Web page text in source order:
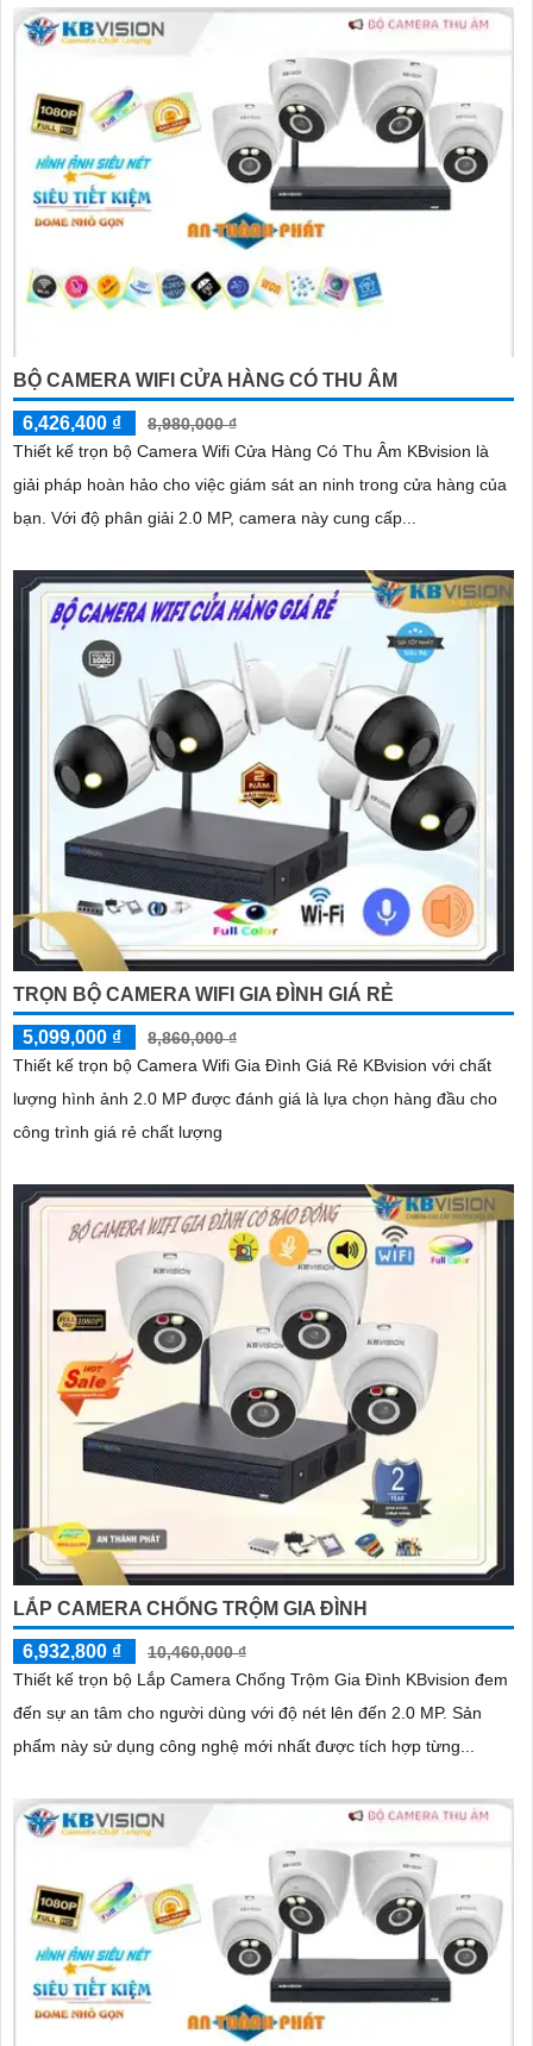
BỘ CAMERA WIFI CỬA HÀNG CÓ THU ÂM
6,426,400 ₫
8,980,000 ₫
Thiết kế trọn bộ Camera Wifi Cửa Hàng Có Thu Âm KBvision là
giải pháp hoàn hảo cho việc giám sát an ninh trong cửa hàng của
bạn. Với độ phân giải 2.0 MP, camera này cung cấp...
TRỌN BỘ CAMERA WIFI GIA ĐÌNH GIÁ RẺ
5,099,000 ₫
8,860,000 ₫
Thiết kế trọn bộ Camera Wifi Gia Đình Giá Rẻ KBvision với chất
lượng hình ảnh 2.0 MP được đánh giá là lựa chọn hàng đầu cho
công trình giá rẻ chất lượng
LẮP CAMERA CHỐNG TRỘM GIA ĐÌNH
6,932,800 ₫
10,460,000 ₫
Thiết kế trọn bộ Lắp Camera Chống Trộm Gia Đình KBvision đem
đến sự an tâm cho người dùng với độ nét lên đến 2.0 MP. Sản
phẩm này sử dụng công nghệ mới nhất được tích hợp từng...